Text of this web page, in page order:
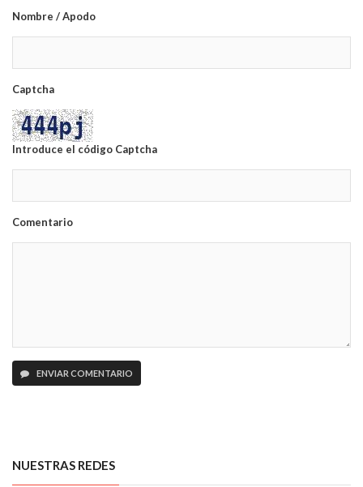
Nombre / Apodo
Captcha
Introduce el código Captcha
Comentario
ENVIAR COMENTARIO
NUESTRAS REDES